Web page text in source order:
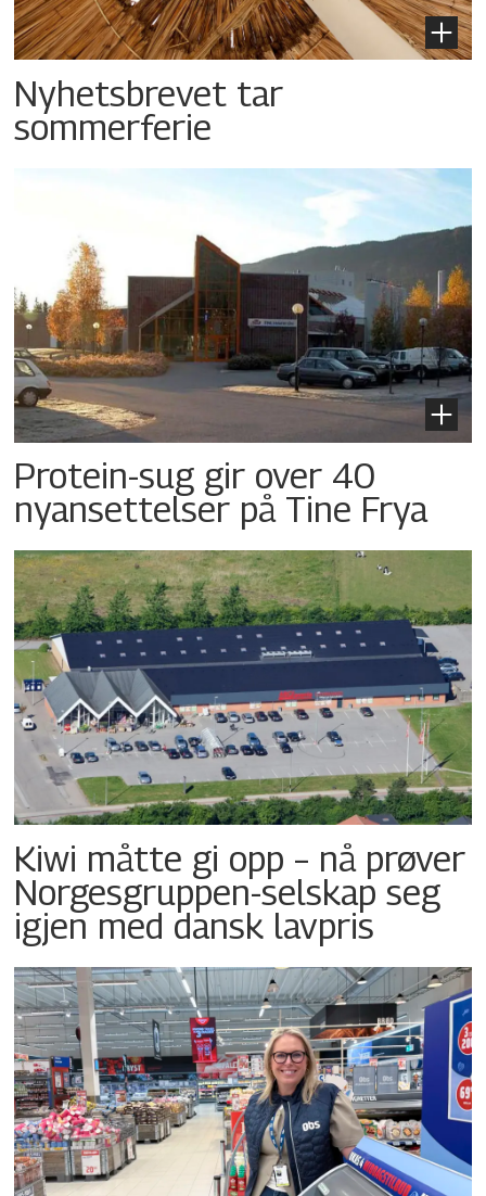
Nyhetsbrevet tar
sommerferie
Protein-sug gir over 40
nyansettelser på Tine Frya
Kiwi måtte gi opp – nå prøver
Norgesgruppen-selskap seg
igjen med dansk lavpris